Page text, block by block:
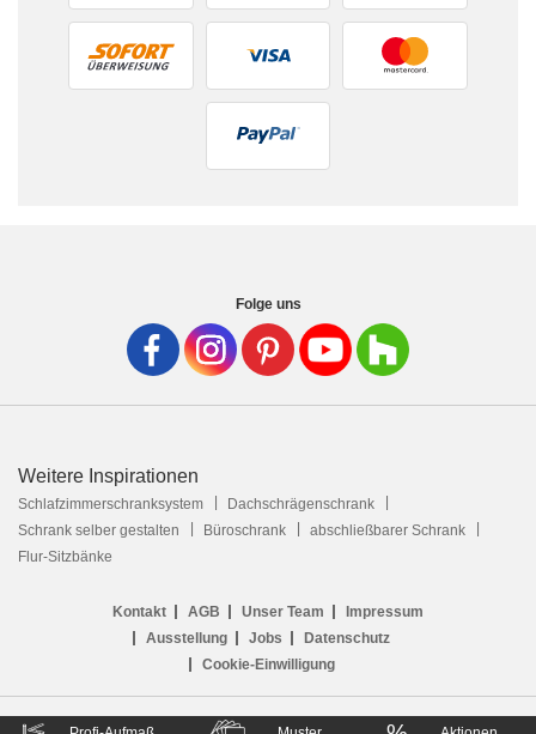
Folge uns
Weitere Inspirationen
Schlafzimmerschranksystem
Dachschrägenschrank
Schrank selber gestalten
Büroschrank
abschließbarer Schrank
Flur-Sitzbänke
Kontakt AGB Unser Team
Impressum
Ausstellung
Jobs
Datenschutz
Cookie-Einwilligung